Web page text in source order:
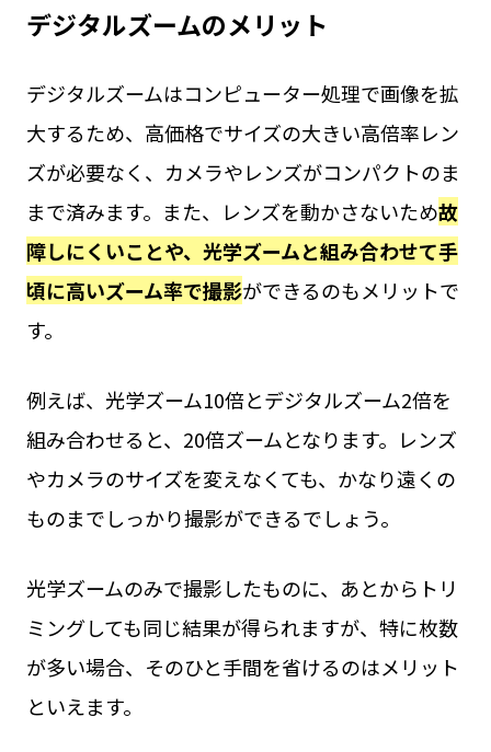
デジタルズームのメリット
デジタルズームはコンピューター処理で画像を拡
大するため、高価格でサイズの大きい高倍率レン
ズが必要なく、カメラやレンズがコンパクトのま
まで済みます。また、レンズを動かさないため故
障しにくいことや、光学ズームと組み合わせて手
頃に高いズーム率で撮影ができるのもメリットで
す。
例えば、光学ズーム10倍とデジタルズーム2倍を
組み合わせると、20倍ズームとなります。レンズ
やカメラのサイズを変えなくても、かなり遠くの
ものまでしっかり撮影ができるでしょう。
光学ズームのみで撮影したものに、あとからトリ
ミングしても同じ結果が得られますが、特に枚数
が多い場合、そのひと手間を省けるのはメリット
といえます。